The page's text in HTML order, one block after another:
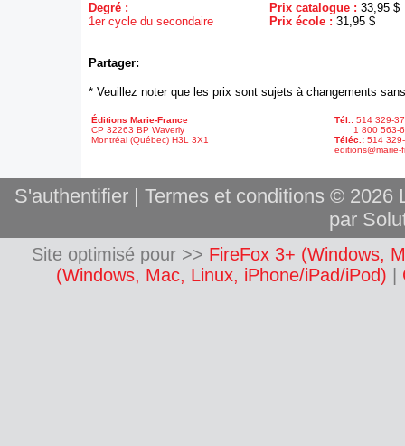
Degré :
1er cycle du secondaire
Prix catalogue : 33,95 $
Prix école : 31,95 $
Partager:
* Veuillez noter que les prix sont sujets à changements
Éditions Marie-France
CP 32263 BP Waverly
Montréal (Québec) H3L 3X1
Tél.: 514 329-
1 800 563-
Téléc.: 514
editions@marie-
S'authentifier| Termes et conditions © 2026
par
Site optimisé pour >> FireFox 3+ (Windows,
(Windows, Mac, Linux, iPhone/iPad/iPod)